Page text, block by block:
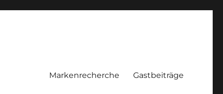
Markenrecherche Gastbeiträge